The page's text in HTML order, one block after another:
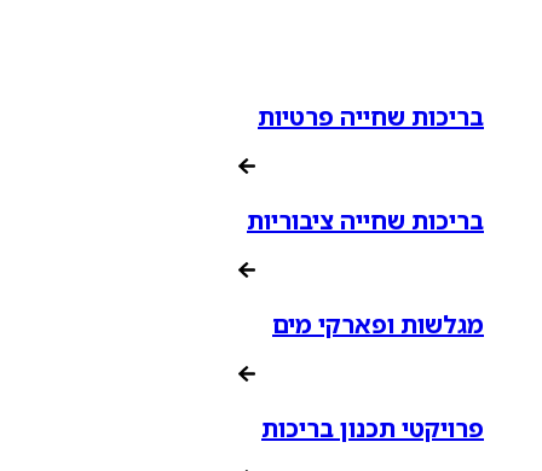
בריכות שחייה פרטיות
בריכות שחייה ציבוריות
מגלשות ופארקי מים
פרויקטי תכנון בריכות